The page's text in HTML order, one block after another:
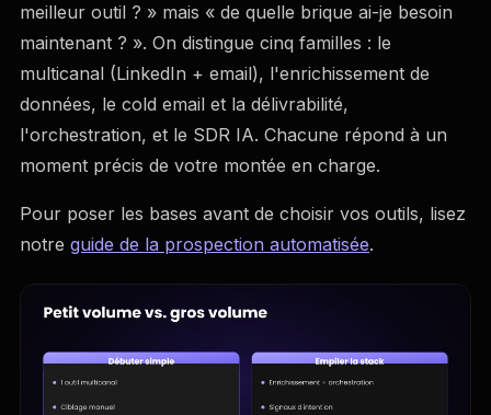
meilleur outil ? » mais « de quelle brique ai-je besoin
maintenant ? ». On distingue cinq familles : le
multicanal (LinkedIn + email), l'enrichissement de
données, le cold email et la délivrabilité,
l'orchestration, et le SDR IA. Chacune répond à un
moment précis de votre montée en charge.
Pour poser les bases avant de choisir vos outils, lisez
notre guide de la prospection automatisée.